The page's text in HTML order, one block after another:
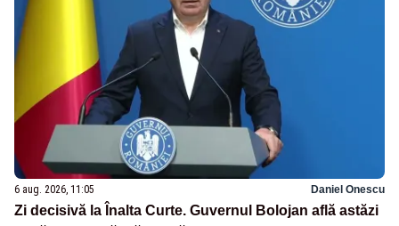
6 aug. 2026, 11:05 Daniel Onescu
Zi decisivă la Înalta Curte. Guvernul Bolojan află astăzi